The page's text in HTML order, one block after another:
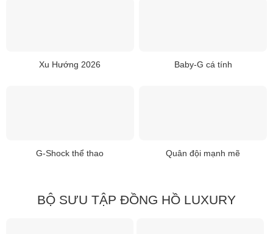
Xu Hướng 2026 Baby-G cá tính
G-Shock thể thao Quân đội mạnh mẽ
BỘ SƯU TẬP ĐỒNG HỒ LUXURY